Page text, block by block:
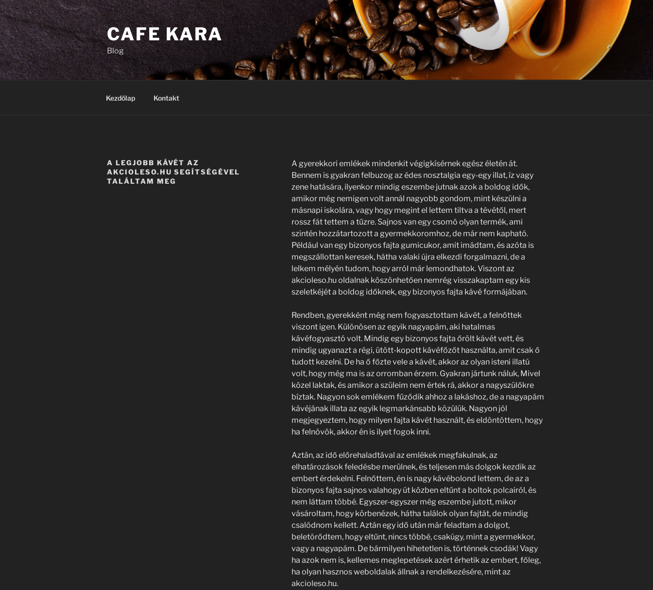
Tartalomhoz
CAFE KARA
Blog
Kezdőlap Kontakt
A LEGJOBB KÁVÉT AZ
AKCIOLESO.HU SEGÍTSÉGÉVEL
TALÁLTAM MEG
A gyerekkori emlékek mindenkit végigkísérnek egész életén át.
Bennem is gyakran felbuzog az édes nosztalgia egy-egy illat, íz vagy
zene hatására, ilyenkor mindig eszembe jutnak azok a boldog idők,
amikor még nemigen volt annál nagyobb gondom, mint készülni a
másnapi iskolára, vagy hogy megint el lettem tiltva a tévétől, mert
rossz fát tettem a tűzre. Sajnos van egy csomó olyan termék, ami
szintén hozzátartozott a gyermekkoromhoz, de már nem kapható.
Például van egy bizonyos fajta gumicukor, amit imádtam, és azóta is
megszállottan keresek, hátha valaki újra elkezdi forgalmazni, de a
lelkem mélyén tudom, hogy arról már lemondhatok. Viszont az
akcioleso.hu oldalnak köszönhetően nemrég visszakaptam egy kis
szeletkéjét a boldog időknek, egy bizonyos fajta kávé formájában.
Rendben, gyerekként még nem fogyasztottam kávét, a felnőttek
viszont igen. Különösen az egyik nagyapám, aki hatalmas
kávéfogyasztó volt. Mindig egy bizonyos fajta őrölt kávét vett, és
mindig ugyanazt a régi, ütött-kopott kávéfőzőt használta, amit csak ő
tudott kezelni. De ha ő főzte vele a kávét, akkor az olyan isteni illatú
volt, hogy még ma is az orromban érzem. Gyakran jártunk náluk, Mivel
közel laktak, és amikor a szüleim nem értek rá, akkor a nagyszülőkre
bíztak. Nagyon sok emlékem fűződik ahhoz a lakáshoz, de a nagyapám
kávéjának illata az egyik legmarkánsabb közülük. Nagyon jól
megjegyeztem, hogy milyen fajta kávét használt, és eldöntöttem, hogy
ha felnövök, akkor én is ilyet fogok inni.
Aztán, az idő előrehaladtával az emlékek megfakulnak, az
elhatározások feledésbe merülnek, és teljesen más dolgok kezdik az
embert érdekelni. Felnőttem, én is nagy kávébolond lettem, de az a
bizonyos fajta sajnos valahogy út közben eltűnt a boltok polcairól, és
nem láttam többé. Egyszer-egyszer még eszembe jutott, mikor
vásároltam, hogy körbenézek, hátha találok olyan fajtát, de mindig
csalódnom kellett. Aztán egy idő után már feladtam a dolgot,
beletörődtem, hogy eltűnt, nincs többé, csakúgy, mint a gyermekkor,
vagy a nagyapám. De bármilyen hihetetlen is, történnek csodák! Vagy
ha azok nem is, kellemes meglepetések azért érhetik az embert, főleg,
ha olyan hasznos weboldalak állnak a rendelkezésére, mint az
akcioleso.hu.